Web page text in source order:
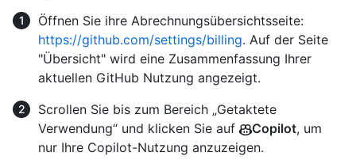
Öffnen Sie ihre Abrechnungsübersichtsseite:
https://github.com/settings/billing. Auf der Seite
"Übersicht" wird eine Zusammenfassung Ihrer
aktuellen GitHub Nutzung angezeigt.
Scrollen Sie bis zum Bereich „Getaktete
Verwendung“ und klicken Sie auf
Copilot, um
nur Ihre Copilot-Nutzung anzuzeigen.